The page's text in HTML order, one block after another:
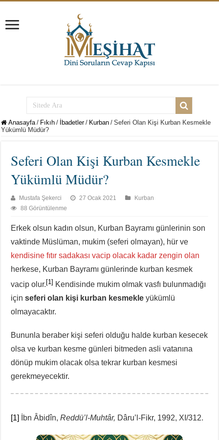
Anasayfa / Fıkıh / İbadetler / Kurban / Seferi Olan Kişi Kurban Kesmekle
Yükümlü Müdür?
Seferi Olan Kişi Kurban Kesmekle
Yükümlü Müdür?
Mustafa Şekerci 27 Ocak 2021
Kurban
88 Görüntülenme
Erkek olsun kadın olsun, Kurban Bayramı günlerinin son
vaktinde Müslüman, mukim (seferi olmayan), hür ve
kendisine fıtır sadakası vacip olacak kadar zengin olan
herkese, Kurban Bayramı günlerinde kurban kesmek
vacip olur. [1] Kendisinde mukim olmak vasfı bulunmadığı
içinseferi olan kişi kurban kesmekle yükümlü
olmayacaktır.
Bununla beraber kişi seferi olduğu halde kurban kesecek
olsa ve kurban kesme günleri bitmeden asli vatanına
dönüp mukim olacak olsa tekrar kurban kesmesi
gerekmeyecektir.
[1] İbn Âbidîn,Reddü’l-Muhtâr, Dâru’l-Fikr, 1992, XI/312.